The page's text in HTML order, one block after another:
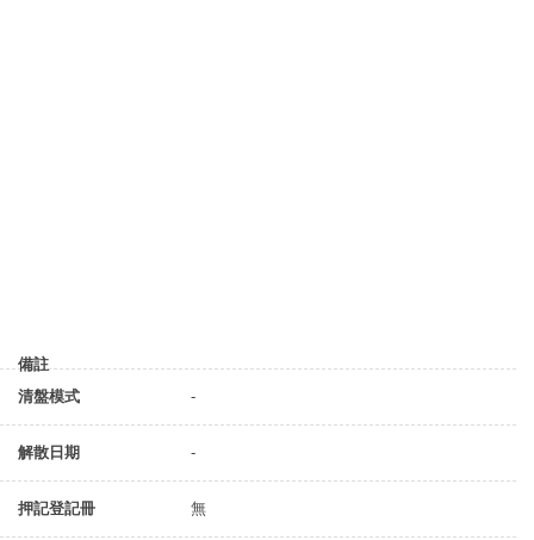
備註
清盤模式
-
解散日期 -
押記登記冊 無